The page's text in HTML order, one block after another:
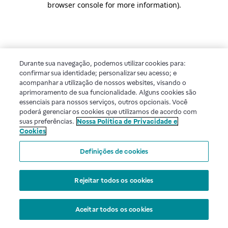
browser console for more information).
Durante sua navegação, podemos utilizar cookies para:
confirmar sua identidade; personalizar seu acesso; e
acompanhar a utilização de nossos websites, visando o
aprimoramento de sua funcionalidade. Alguns cookies são
essenciais para nossos serviços, outros opcionais. Você
poderá gerenciar os cookies que utilizamos de acordo com
suas preferências. Nossa Política de Privacidade e
Cookies
Definições de cookies
Rejeitar todos os cookies
Aceitar todos os cookies